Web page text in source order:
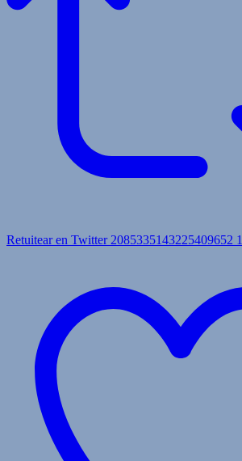
Retuitear en Twitter 2085335143225409652 1